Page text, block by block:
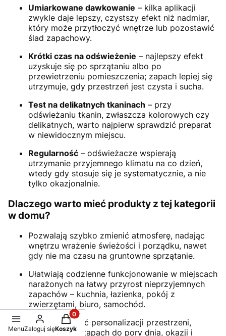
Umiarkowane dawkowanie – kilka aplikacji
zwykle daje lepszy, czystszy efekt niż nadmiar,
który może przytłoczyć wnętrze lub pozostawić
ślad zapachowy.
Krótki czas na odświeżenie – najlepszy efekt
uzyskuje się po sprzątaniu albo po
przewietrzeniu pomieszczenia; zapach lepiej się
utrzymuje, gdy przestrzeń jest czysta i sucha.
Test na delikatnych tkaninach – przy
odświeżaniu tkanin, zwłaszcza kolorowych czy
delikatnych, warto najpierw sprawdzić preparat
w niewidocznym miejscu.
Regularność – odświeżacze wspierają
utrzymanie przyjemnego klimatu na co dzień,
wtedy gdy stosuje się je systematycznie, a nie
tylko okazjonalnie.
Dlaczego warto mieć produkty z tej kategorii
w domu?
Pozwalają szybko zmienić atmosferę, nadając
wnętrzu wrażenie świeżości i porządku, nawet
gdy nie ma czasu na gruntowne sprzątanie.
Ułatwiają codzienne funkcjonowanie w miejscach
narażonych na łatwy przyrost nieprzyjemnych
zapachów – kuchnia, łazienka, pokój z
zwierzętami, biuro, samochód.
Dają możliwość personalizacji przestrzeni,
dopasowując zapach do pory dnia, okazji i
MenuZaloguj się
Produkty w koszyku: 0. Zobacz szczegóły
Koszyk